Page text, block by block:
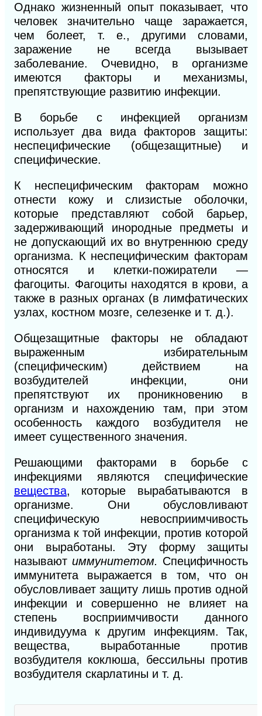
Однако жизненный опыт показывает, что
человек значительно чаще заражается,
чем болеет, т. е., другими словами,
заражение не всегда вызывает
заболевание. Очевидно, в организме
имеются факторы и механизмы,
препятствующие развитию инфекции.
В борьбе с инфекцией организм
использует два вида факторов защиты:
неспецифические (общезащитные) и
специфические.
К неспецифическим факторам можно
отнести кожу и слизистые оболочки,
которые представляют собой барьер,
задерживающий инородные предметы и
не допускающий их во внутреннюю среду
организма. К неспецифическим факторам
относятся и клетки-пожиратели —
фагоциты. Фагоциты находятся в крови, а
также в разных органах (в лимфатических
узлах, костном мозге, селезенке и т. д.).
Общезащитные факторы не обладают
выраженным избирательным
(специфическим) действием на
возбудителей инфекции, они
препятствуют их проникновению в
организм и нахождению там, при этом
особенность каждого возбудителя не
имеет существенного значения.
Решающими факторами в борьбе с
инфекциями являются специфические
вещества, которые вырабатываются в
организме. Они обусловливают
специфическую невосприимчивость
организма к той инфекции, против которой
они выработаны. Эту форму защиты
называют иммунитетом. Специфичность
иммунитета выражается в том, что он
обусловливает защиту лишь против одной
инфекции и совершенно не влияет на
степень восприимчивости данного
индивидуума к другим инфекциям. Так,
вещества, выработанные против
возбудителя коклюша, бессильны против
возбудителя скарлатины и т. д.